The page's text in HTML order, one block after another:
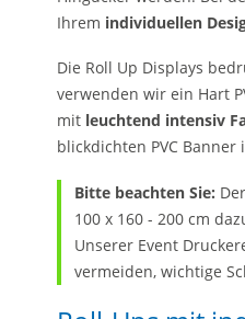
Ihrem individuellen
Die Roll Up Displays
verwenden wir ein Hart
mit leuchtend intensiv
blickdichten PVC
Bitte beachten Sie:
100 x 160 - 200 cm
Unserer Event
vermeiden, wichtige